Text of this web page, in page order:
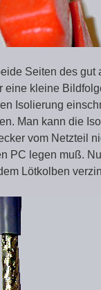
Seiten des
eine kleine
Isolierung
Man kann die
vom Netzteil
PC legen muß.
Lötkolben